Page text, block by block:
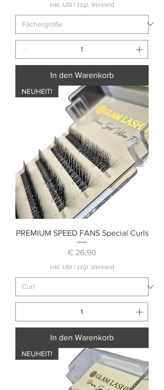
inkl. USt | zzgl. Versand
In den Warenkorb
NEUHEIT!
PREMIUM SPEED FANS Special Curls
Preis
€ 26,90
inkl. USt | zzgl. Versand
In den Warenkorb
NEUHEIT!